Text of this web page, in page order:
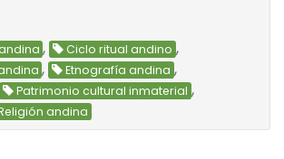
, Ciclo ritual andino ,
, Etnografía andina ,
Patrimonio cultural inmaterial ,
andina